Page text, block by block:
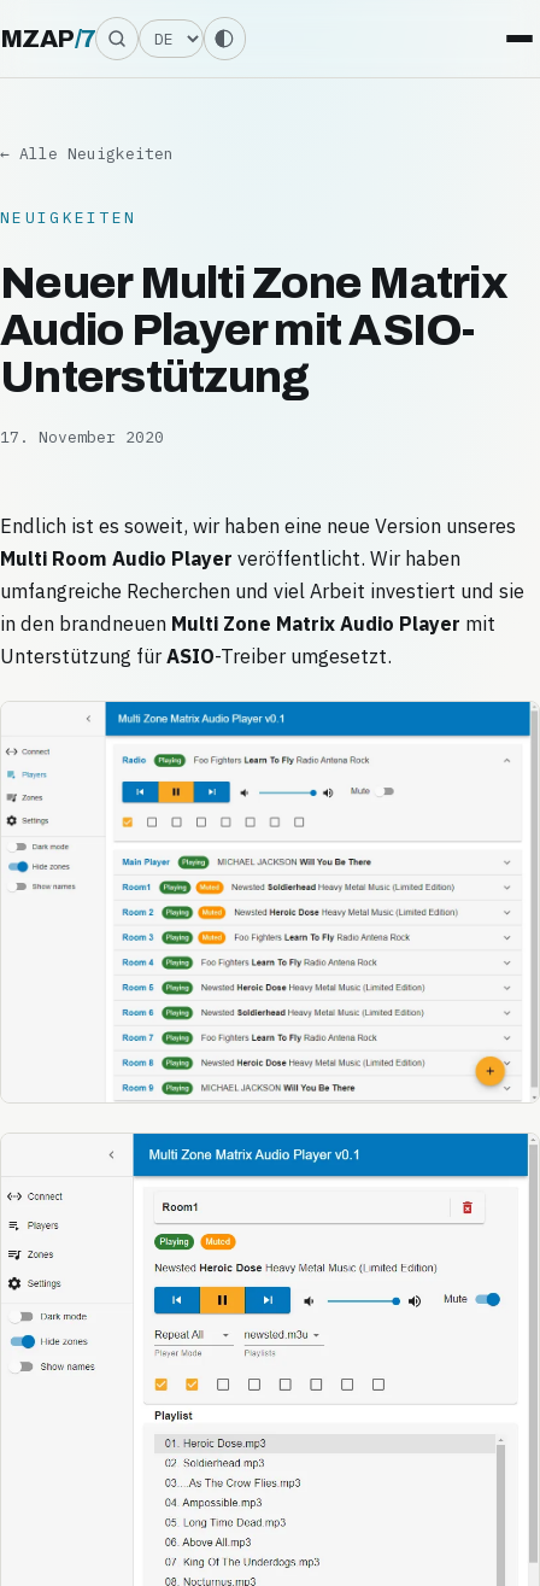
MZAP/7 Sprache
← Alle Neuigkeiten
NEUIGKEITEN
Neuer Multi Zone Matrix
Audio Player mit ASIO-
Unterstützung
17. November 2020
Endlich ist es soweit, wir haben eine neue Version unseres
Multi Room Audio Player veröffentlicht. Wir haben
umfangreiche Recherchen und viel Arbeit investiert und sie
in den brandneuen Multi Zone Matrix Audio Player mit
Unterstützung fürASIO-Treiber umgesetzt.